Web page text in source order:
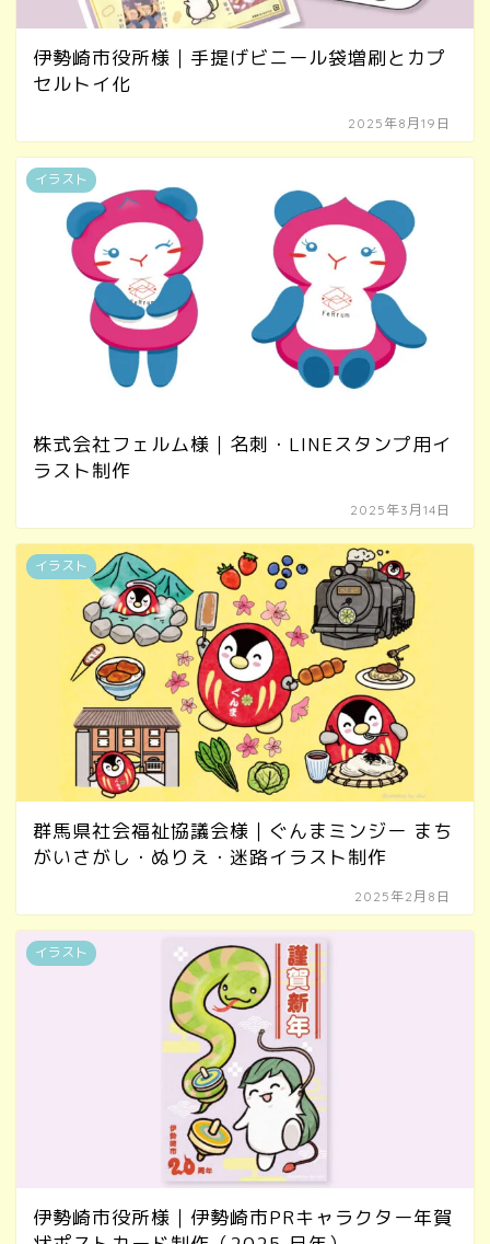
伊勢崎市役所様｜手提げビニール袋増刷とカプ
セルトイ化
2025年8月19日
イラスト
株式会社フェルム様｜名刺・LINEスタンプ用イ
ラスト制作
2025年3月14日
イラスト
群馬県社会福祉協議会様｜ぐんまミンジー まち
がいさがし・ぬりえ・迷路イラスト制作
2025年2月8日
イラスト
伊勢崎市役所様｜伊勢崎市PRキャラクター年賀